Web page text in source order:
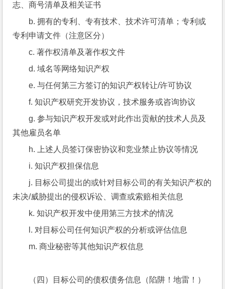
志、商号清单及相关证书
b. 拥有的专利、专有技术、技术许可清单；专利或
专利申请文件（注意区分）
c. 著作权清单及著作权文件
d. 域名等网络知识产权
e. 与任何第三方签订的知识产权转让/许可协议
f. 知识产权研究开发协议，技术服务或咨询协议
g. 参与知识产权开发或对此作出贡献的技术人员及
其他雇员名单
h. 上述人员签订保密协议和竞业禁止协议等情况
i. 知识产权担保信息
j. 目标公司提出的或针对目标公司的有关知识产权的
未决/威胁提出的侵权诉讼、调查或索赔相关信息
k. 知识产权开发中使用第三方技术的情况
l. 对目标公司任何知识产权的分析或评估信息
m. 商业秘密等其他知识产权信息
（四）目标公司的债权债务信息（陷阱！地雷！）